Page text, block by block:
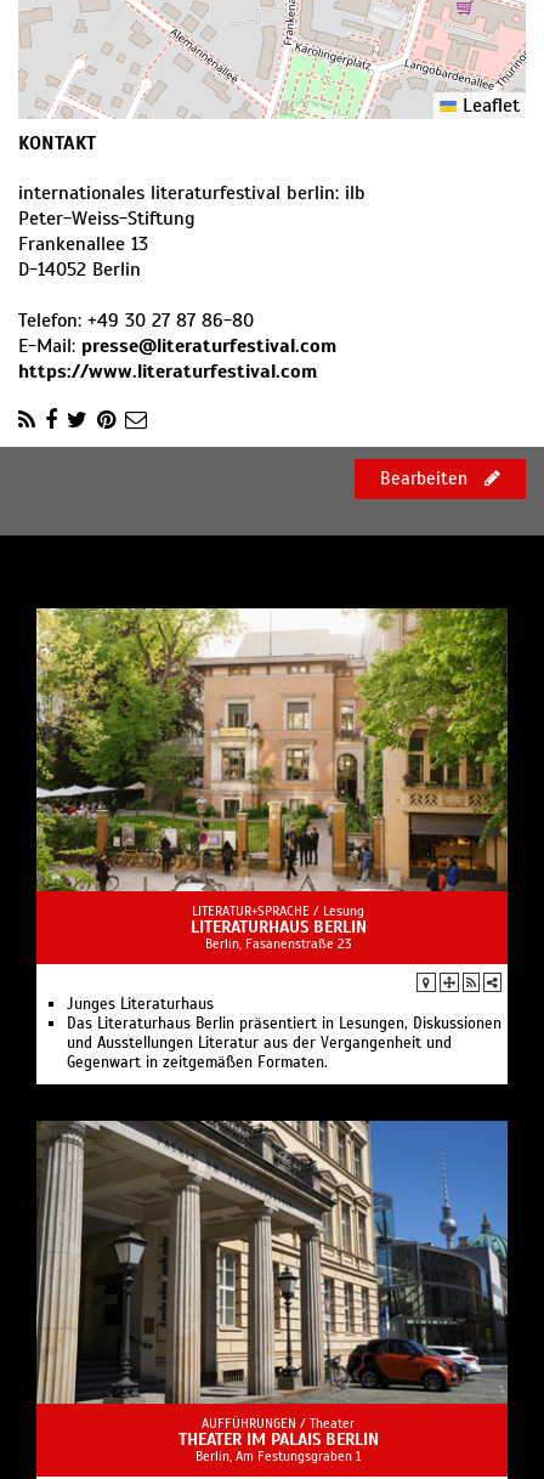
Leaflet
KONTAKT
internationales literaturfestival berlin: ilb
Peter-Weiss-Stiftung
Frankenallee 13
D-14052 Berlin
Telefon: +49 30 27 87 86-80
E-Mail: presse@literaturfestival.com
https://www.literaturfestival.com
Bearbeiten
LITERATUR+SPRACHE / Lesung
LITERATURHAUS BERLIN
Berlin, Fasanenstraße 23
Junges Literaturhaus
Das Literaturhaus Berlin präsentiert in Lesungen, Diskussionen
und Ausstellungen Literatur aus der Vergangenheit und
Gegenwart in zeitgemäßen Formaten.
AUFFÜHRUNGEN / Theater
THEATER IM PALAIS BERLIN
Berlin, Am Festungsgraben 1